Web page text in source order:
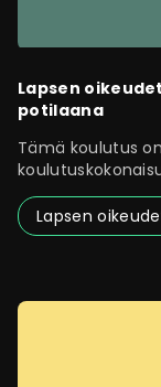
Lapsen
potilaana
Tämä koulutus
Lapsen